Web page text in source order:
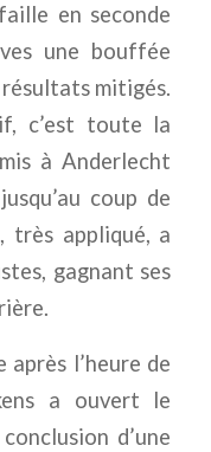
en seconde
une bouffée
résultats mitigés.
c’est toute la
à Anderlecht
coup de
très appliqué, a
gagnant ses
après l’heure de
a ouvert le
d’une